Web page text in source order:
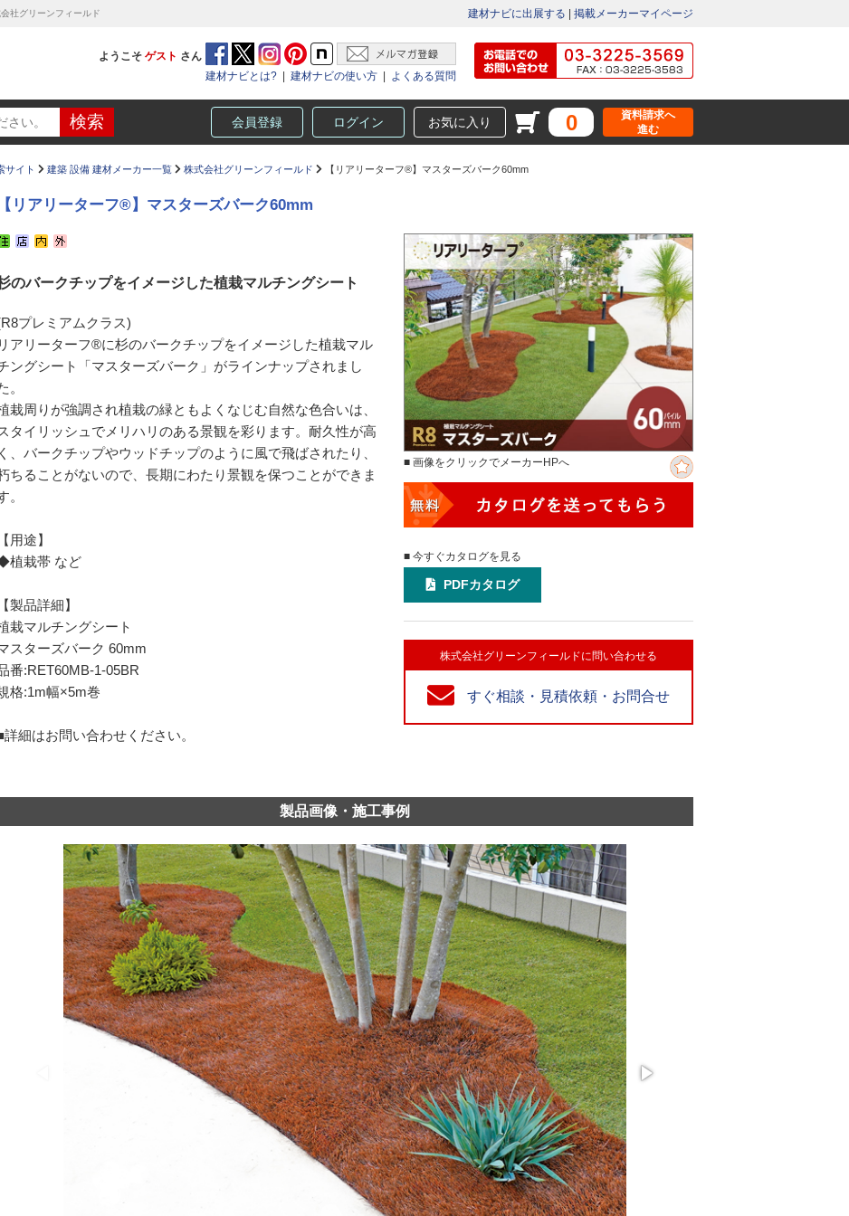
社グリーンフィールド 建材ナビに出展する 掲載メーカーマイページ
ようこそ ゲスト さん
建材ナビとは?
建材ナビの使い方 よくある質問
会員登録 ログイン お気に入り 0
資料請求へ
進む
サイト 建築 設備 建材メーカー一覧 株式会社グリーンフィールド 【リアリーターフ®】マスターズバーク60mm
【リアリーターフ®】マスターズバーク60mm
のバークチップをイメージした植栽マルチングシート
プレミアムクラス)
リアリーターフ®に杉のバークチップをイメージした植栽マル
ングシート「マスターズバーク」がラインナップされまし
。
栽周りが強調され植栽の緑ともよくなじむ自然な色合いは、
タイリッシュでメリハリのある景観を彩ります。耐久性が高
く、バークチップやウッドチップのように風で飛ばされたり、
ちることがないので、長期にわたり景観を保つことができま
。
【用途】
植栽帯 など
【製品詳細】
栽マルチングシート
スターズバーク 60mm
番:RET60MB-1-05BR
格:1m幅×5m巻
詳細はお問い合わせください。
■ 画像をクリックでメーカーHPへ
■ 今すぐカタログを見る
PDFカタログ
株式会社グリーンフィールドに問い合わせる
すぐ相談・見積依頼・お問合せ
製品画像・施工事例